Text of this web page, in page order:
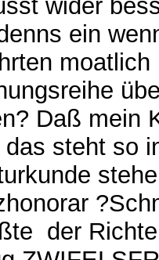
wider
ein
Daß mein
das steht so
der